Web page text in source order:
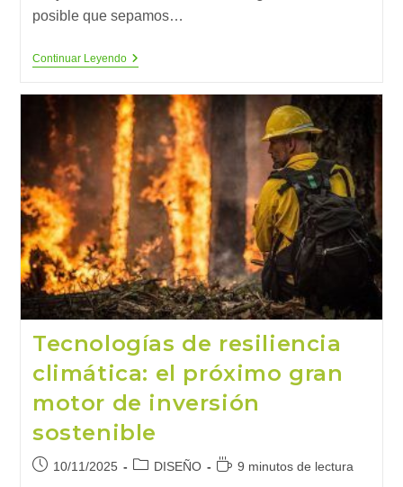
posible que sepamos…
Continuar Leyendo¿En
La
Sostenibilidad
Líquida?
Tecnologías de resiliencia
climática: el próximo gran
motor de inversión
sostenible
Publicación
10/11/2025
Categoría
DISEÑO
Tiempo9 minutos de lectura